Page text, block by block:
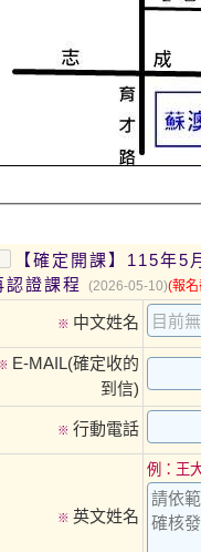
【確定開課】115年
認證課程
(2026-05-10)(報
※ 中文姓名
E-MAIL(確定收的
到信)
※ 行動電話
※ 英文姓名
例：王